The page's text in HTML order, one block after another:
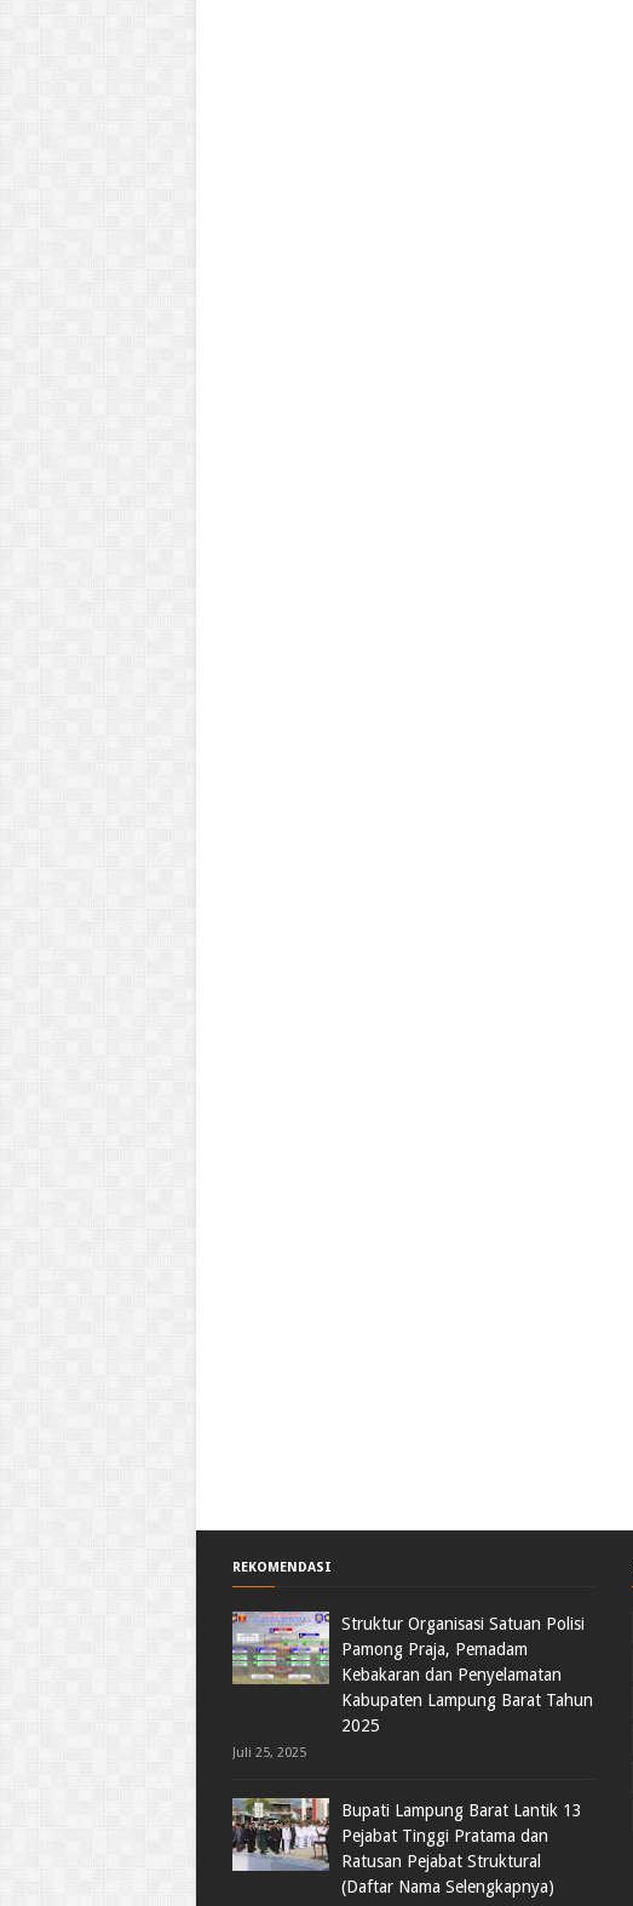
REKOMENDASI
Struktur Organisasi Satuan Polisi
Pamong Praja, Pemadam
Kebakaran dan Penyelamatan
Kabupaten Lampung Barat Tahun
2025
Juli 25, 2025
Bupati Lampung Barat Lantik 13
Pejabat Tinggi Pratama dan
Ratusan Pejabat Struktural
(Daftar Nama Selengkapnya)